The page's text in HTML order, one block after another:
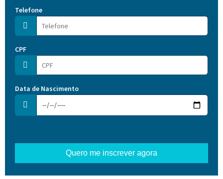
Telefone
CPF
Data de Nascimento
Quero me inscrever agora